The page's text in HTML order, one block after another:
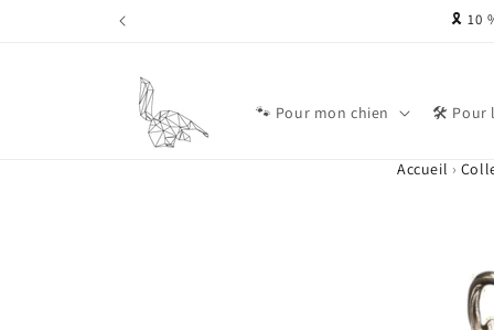
Ignorer et passer
🎗️ 10
🐾 Pour mon chien 🛠 Pour
Accueil ›